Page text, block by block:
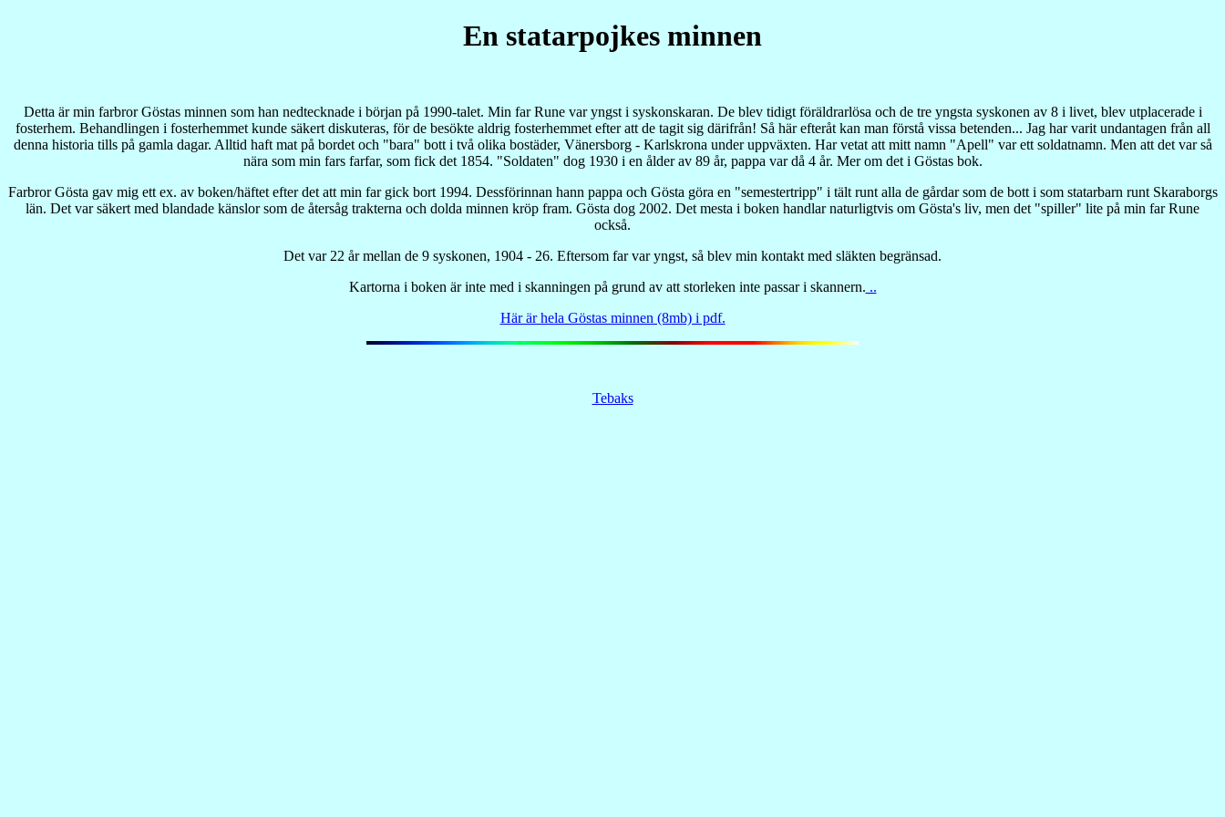
En statarpojkes minnen
Detta är min farbror Göstas minnen som han nedtecknade i början på 1990-talet. Min far Rune var yngst i syskonskaran. De blev tidigt föräldrarlösa och de tre yngsta syskonen av 8 i livet, blev utplacerade i
fosterhem. Behandlingen i fosterhemmet kunde säkert diskuteras, för de besökte aldrig fosterhemmet efter att de tagit sig därifrån! Så här efteråt kan man förstå vissa betenden... Jag har varit undantagen från all
denna historia tills på gamla dagar. Alltid haft mat på bordet och "bara" bott i två olika bostäder, Vänersborg - Karlskrona under uppväxten. Har vetat att mitt namn "Apell" var ett soldatnamn. Men att det var så
nära som min fars farfar, som fick det 1854. "Soldaten" dog 1930 i en ålder av 89 år, pappa var då 4 år. Mer om det i Göstas bok.
Farbror Gösta gav mig ett ex. av boken/häftet efter det att min far gick bort 1994. Dessförinnan hann pappa och Gösta göra en "semestertripp" i tält runt alla de gårdar som de bott i som statarbarn runt Skaraborgs
län. Det var säkert med blandade känslor som de återsåg trakterna och dolda minnen kröp fram. Gösta dog 2002. Det mesta i boken handlar naturligtvis om Gösta's liv, men det "spiller" lite på min far Rune
också.
Det var 22 år mellan de 9 syskonen, 1904 - 26. Eftersom far var yngst, så blev min kontakt med släkten begränsad.
Kartorna i boken är inte med i skanningen på grund av att storleken inte passar i skannern. ..
Här är hela Göstas minnen (8mb) i pdf.
Tebaks